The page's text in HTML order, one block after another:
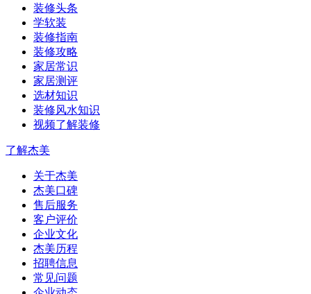
装修头条
学软装
装修指南
装修攻略
家居常识
家居测评
选材知识
装修风水知识
视频了解装修
了解杰美
关于杰美
杰美口碑
售后服务
客户评价
企业文化
杰美历程
招聘信息
常见问题